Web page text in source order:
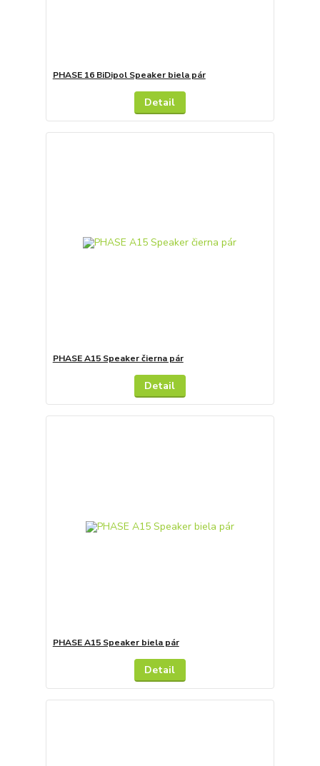
PHASE 16 BiDipol Speaker biela pár
Detail
PHASE A15 Speaker čierna pár
Detail
PHASE A15 Speaker biela pár
Detail